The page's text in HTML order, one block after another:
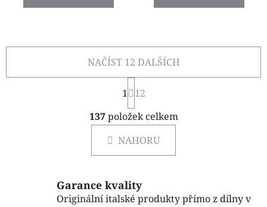
O
v
l
á
d
c
í
NAČÍST 12 DALŠÍCH
S
t
r
á
n
k
n
í
1
12
137položek celkem
NAHORU
Garance kvality
Originální italské produkty přímo z dílny v